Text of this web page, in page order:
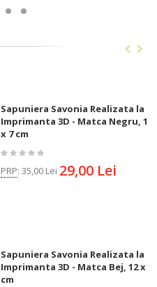
Sapuniera Savonia Realizata la
Imprimanta 3D - Matca Negru, 12
x 7 cm
PRP: 35,00 Lei 29,00 Lei
Sapuniera Savonia Realizata la
Imprimanta 3D - Matca Bej, 12 x 7
cm